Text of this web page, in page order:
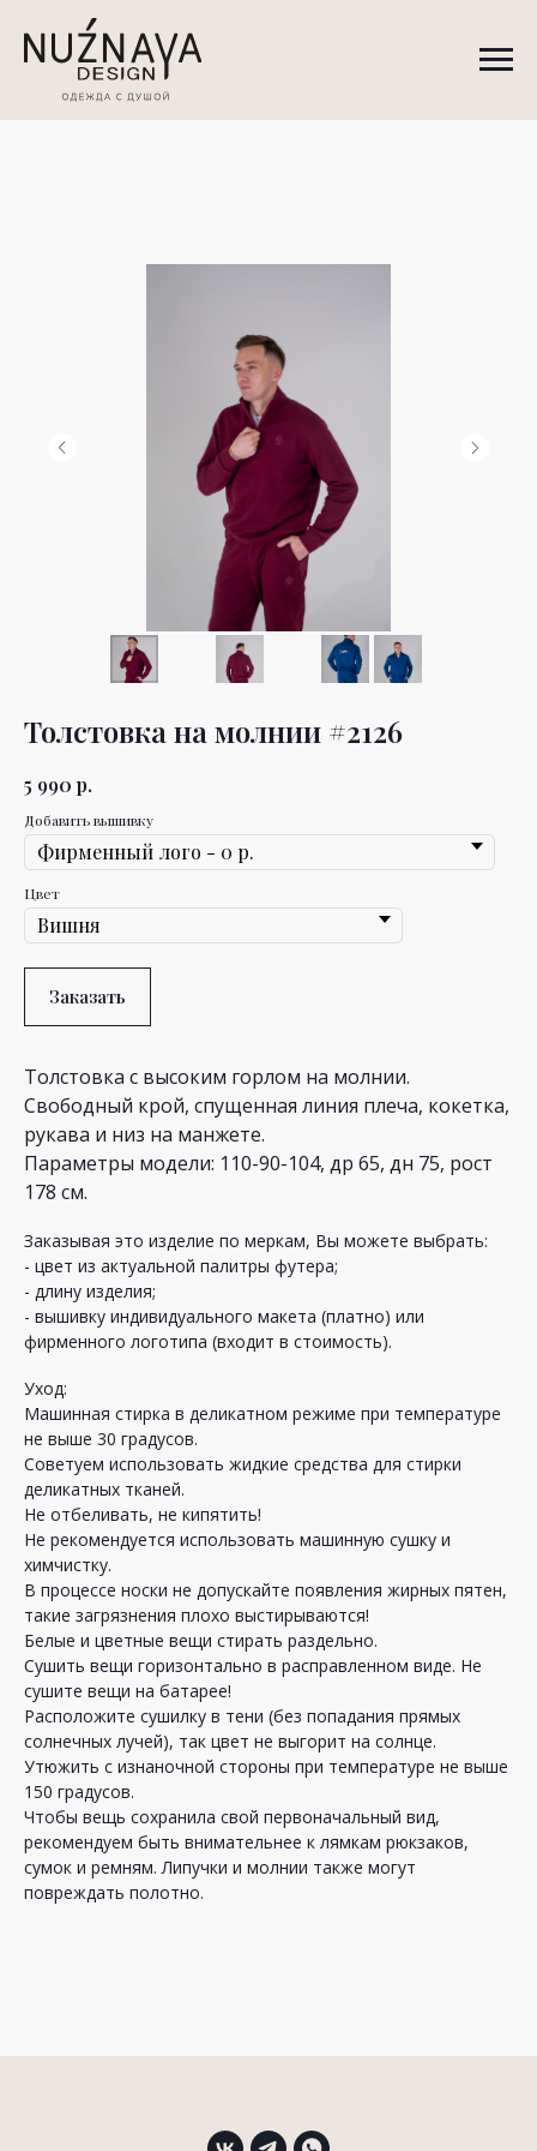
Толстовка на молнии #2126
5 990 р.
Добавить вышивку
Цвет
Заказать
Толстовка с высоким горлом на молнии.
Свободный крой, спущенная линия плеча, кокетка,
рукава и низ на манжете.
Параметры модели: 110-90-104, др 65, дн 75, рост
178 см.
Заказывая это изделие по меркам, Вы можете выбрать:
- цвет из актуальной палитры футера;
- длину изделия;
- вышивку индивидуального макета (платно) или
фирменного логотипа (входит в стоимость).
Уход:
Машинная стирка в деликатном режиме при температуре
не выше 30 градусов.
Советуем использовать жидкие средства для стирки
деликатных тканей.
Не отбеливать, не кипятить!
Не рекомендуется использовать машинную сушку и
химчистку.
В процессе носки не допускайте появления жирных пятен,
такие загрязнения плохо выстирываются!
Белые и цветные вещи стирать раздельно.
Сушить вещи горизонтально в расправленном виде. Не
сушите вещи на батарее!
Расположите сушилку в тени (без попадания прямых
солнечных лучей), так цвет не выгорит на солнце.
Утюжить с изнаночной стороны при температуре не выше
150 градусов.
Чтобы вещь сохранила свой первоначальный вид,
рекомендуем быть внимательнее к лямкам рюкзаков,
сумок и ремням. Липучки и молнии также могут
повреждать полотно.